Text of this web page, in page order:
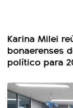
Karina Milei
bonaerenses
político para